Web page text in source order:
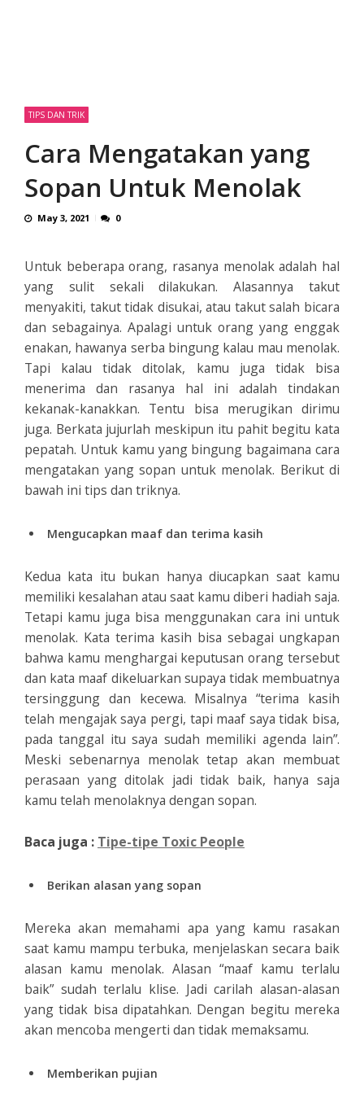
TIPS DAN TRIK
Cara Mengatakan yang
Sopan Untuk Menolak
May 3, 2021 0
Untuk beberapa orang, rasanya menolak adalah hal
yang sulit sekali dilakukan. Alasannya takut
menyakiti, takut tidak disukai, atau takut salah bicara
dan sebagainya. Apalagi untuk orang yang enggak
enakan, hawanya serba bingung kalau mau menolak.
Tapi kalau tidak ditolak, kamu juga tidak bisa
menerima dan rasanya hal ini adalah tindakan
kekanak-kanakkan. Tentu bisa merugikan dirimu
juga. Berkata jujurlah meskipun itu pahit begitu kata
pepatah. Untuk kamu yang bingung bagaimana cara
mengatakan yang sopan untuk menolak. Berikut di
bawah ini tips dan triknya.
Mengucapkan maaf dan terima kasih
Kedua kata itu bukan hanya diucapkan saat kamu
memiliki kesalahan atau saat kamu diberi hadiah saja.
Tetapi kamu juga bisa menggunakan cara ini untuk
menolak. Kata terima kasih bisa sebagai ungkapan
bahwa kamu menghargai keputusan orang tersebut
dan kata maaf dikeluarkan supaya tidak membuatnya
tersinggung dan kecewa. Misalnya “terima kasih
telah mengajak saya pergi, tapi maaf saya tidak bisa,
pada tanggal itu saya sudah memiliki agenda lain”.
Meski sebenarnya menolak tetap akan membuat
perasaan yang ditolak jadi tidak baik, hanya saja
kamu telah menolaknya dengan sopan.
Baca juga : Tipe-tipe Toxic People
Berikan alasan yang sopan
Mereka akan memahami apa yang kamu rasakan
saat kamu mampu terbuka, menjelaskan secara baik
alasan kamu menolak. Alasan “maaf kamu terlalu
baik” sudah terlalu klise. Jadi carilah alasan-alasan
yang tidak bisa dipatahkan. Dengan begitu mereka
akan mencoba mengerti dan tidak memaksamu.
Memberikan pujian